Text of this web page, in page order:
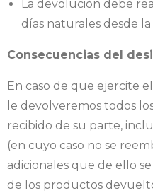
La devolución debe
días naturales desde
Consecuencias del
En caso de que ejercite
le devolveremos todos
recibido de su parte,
(en cuyo caso no se
adicionales que de ello
de los productos